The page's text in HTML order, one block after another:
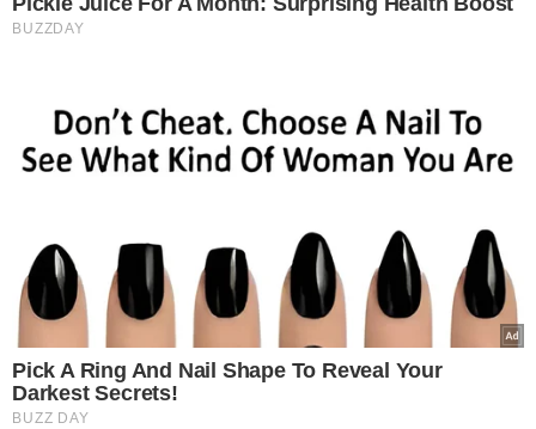
VEJA TAMBÉM
Ciro crava liberação de
R$ 5 bilhões para o Piauí
e enumera áreas que